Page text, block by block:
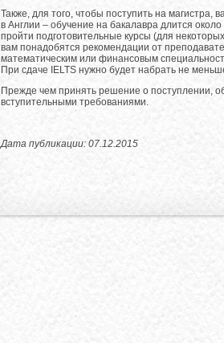
Также, для того, чтобы поступить на
в Англии – обучение на бакалавра длится
пройти подготовительные курсы (для
вам понадобятся рекомендации от
математическим или финансовым
При сдаче IELTS нужно будет набрать не
Прежде чем принять решение о поступлении,
вступительными требованиями.
Дата публикации: 07.12.2015